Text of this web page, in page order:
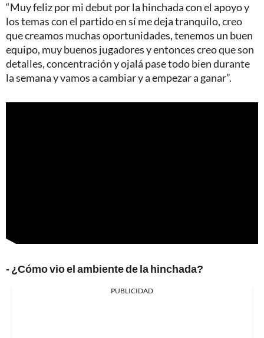
“Muy feliz por mi debut por la hinchada con el apoyo y
los temas con el partido en sí me deja tranquilo, creo
que creamos muchas oportunidades, tenemos un buen
equipo, muy buenos jugadores y entonces creo que son
detalles, concentración y ojalá pase todo bien durante
la semana y vamos a cambiar y a empezar a ganar”.
- ¿Cómo vio el ambiente de la hinchada?
PUBLICIDAD